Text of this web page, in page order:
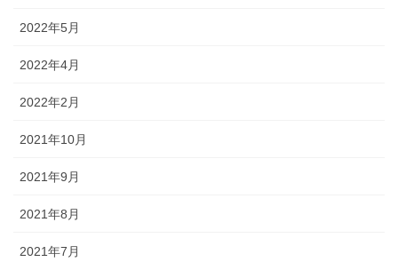
2022年5月
2022年4月
2022年2月
2021年10月
2021年9月
2021年8月
2021年7月